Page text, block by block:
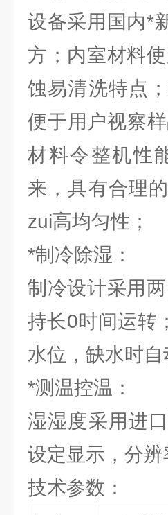
设备采用国内*
方；内室材料
蚀易清洗特点
便于用户视察
材料令整机性
来，具有合理
zui高均匀性；
*制冷除湿：
制冷设计采用
持长0时间运转
水位，缺水时自
*测温控温：
湿湿度采用进
设定显示，分
技术参数：